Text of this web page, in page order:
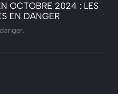
OCTOBRE 2024 : LES
EN DANGER